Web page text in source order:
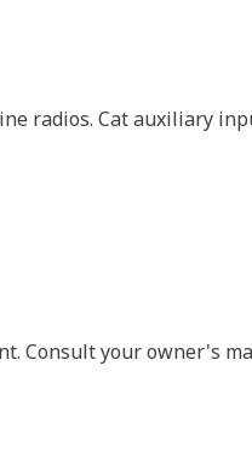
radios. Cat auxiliary
Consult your owner's